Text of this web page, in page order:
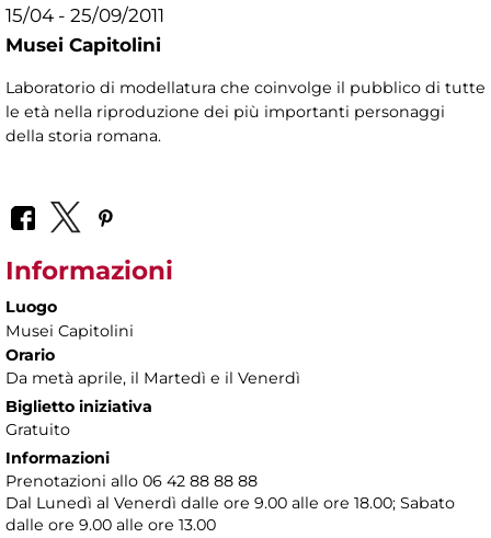
15/04 - 25/09/2011
Musei Capitolini
Laboratorio di modellatura che coinvolge il pubblico di tutte
le età nella riproduzione dei più importanti personaggi
della storia romana.
Informazioni
Luogo
Musei Capitolini
Orario
Da metà aprile, il Martedì e il Venerdì
Biglietto iniziativa
Gratuito
Informazioni
Prenotazioni allo 06 42 88 88 88
Dal Lunedì al Venerdì dalle ore 9.00 alle ore 18.00; Sabato
dalle ore 9.00 alle ore 13.00